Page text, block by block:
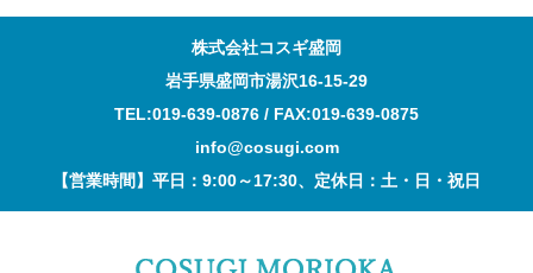
株式会社コスギ盛岡
岩手県盛岡市湯沢16-15-29
TEL:019-639-0876 / FAX:019-639-0875
info@cosugi.com
【営業時間】平日：9:00～17:30、定休日：土・日・祝日